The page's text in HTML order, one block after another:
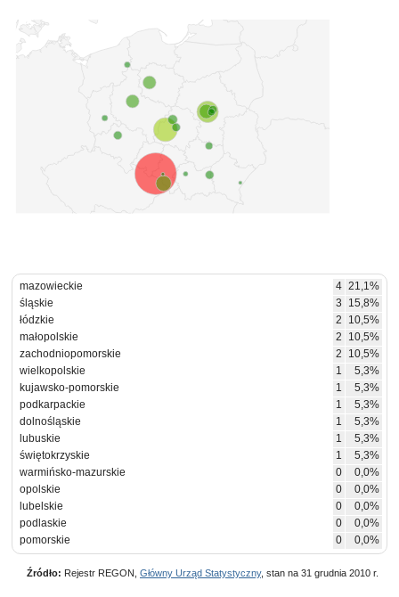
mazowieckie 4 21,1%
śląskie
3
15,8%
łódzkie
2
10,5%
małopolskie
2
10,5%
zachodniopomorskie
2
10,5%
wielkopolskie
1
5,3%
kujawsko-pomorskie
1
5,3%
podkarpackie
1
5,3%
dolnośląskie
1
5,3%
lubuskie
1
5,3%
świętokrzyskie
1
5,3%
warmińsko-mazurskie
0
0,0%
opolskie
0
0,0%
lubelskie
0
0,0%
podlaskie
0
0,0%
pomorskie
0 0,0%
Źródło: Rejestr REGON, Główny Urząd Statystyczny, stan na 31 grudnia 2010 r.